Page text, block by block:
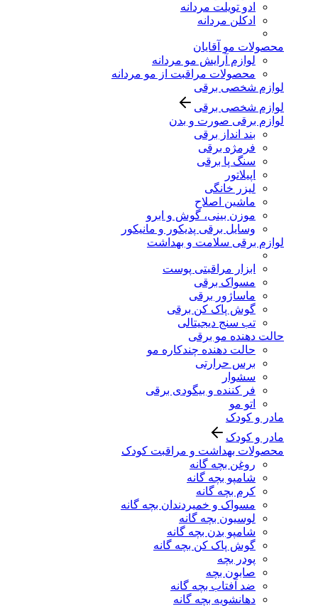
ادو تویلت مردانه
ادکلن مردانه
محصولات مو آقایان
لوازم آرایش مو مردانه
محصولات مراقبت از مو مردانه
لوازم شخصی برقی
لوازم شخصی برقی
لوازم برقی صورت و بدن
بند انداز برقی
فرمژه برقی
سنگ پا برقی
اپیلاتور
لیزر خانگی
ماشین اصلاح
موزن بینی، گوش و ابرو
وسایل برقی پدیکور و مانیکور
لوازم برقی سلامت و بهداشت
ابزار مراقبتی پوست
مسواک برقی
ماساژور برقی
گوش پاک کن برقی
تب سنج دیجیتالی
حالت دهنده مو برقی
حالت دهنده چندکاره مو
برس حرارتی
سشوار
فر کننده و بیگودی برقی
اتو مو
مادر و کودک
مادر و کودک
محصولات بهداشت و مراقبت کودک
روغن بچه گانه
شامپو بچه گانه
کرم بچه گانه
مسواک و خمیردندان بچه گانه
لوسیون بچه گانه
شامپو بدن بچه گانه
گوش پاک کن بچه گانه
پودر بچه
صابون بچه
ضد آفتاب بچه گانه
دهانشویه بچه گانه